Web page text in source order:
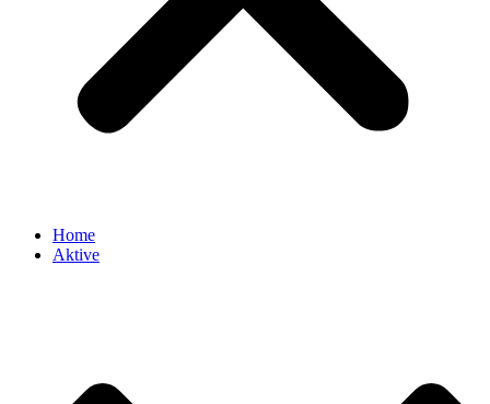
Home
Aktive